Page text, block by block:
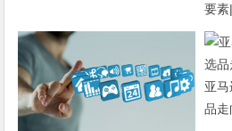
要素
亚
品走